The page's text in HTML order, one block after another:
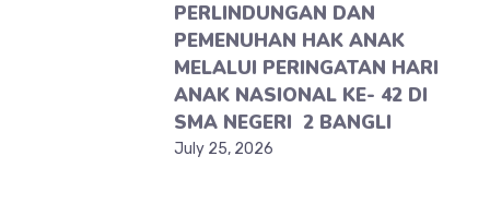
PERLINDUNGAN DAN
PEMENUHAN HAK ANAK
MELALUI PERINGATAN HARI
ANAK NASIONAL KE- 42 DI
SMA NEGERI 2 BANGLI
July 25, 2026